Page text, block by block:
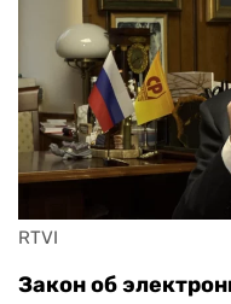
RTVI
Закон об